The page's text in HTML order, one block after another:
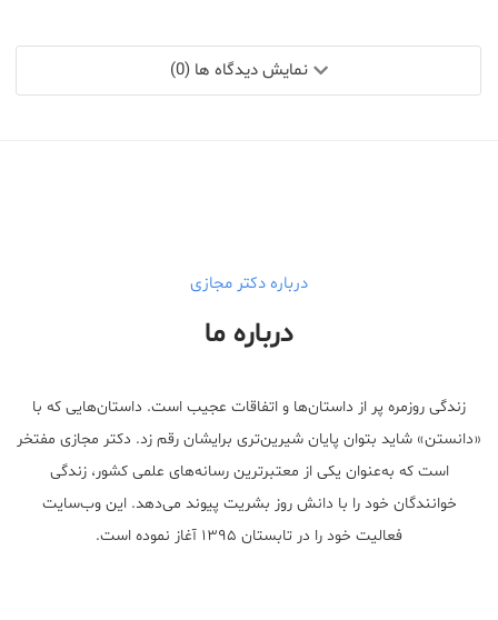
نمایش دیدگاه ها (0)
درباره دکتر مجازی
درباره ما
زندگی روزمره پر از داستان‌ها و اتفاقات عجیب است. داستان‌هایی که با
«دانستن» شاید بتوان پایان شیرین‌تری برایشان رقم زد. دکتر مجازی مفتخر
است که به‌عنوان یکی از معتبر‌ترین رسانه‌های علمی کشور، زندگی
خوانندگان خود را با دانش روز بشریت پیوند می‌دهد. این وب‌سایت
فعالیت خود را در تابستان ۱۳۹۵ آغاز نموده است.